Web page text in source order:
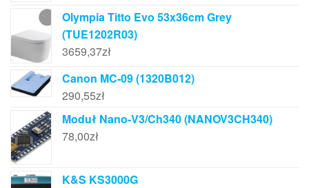
Olympia Titto Evo 53x36cm Grey
(TUE1202R03)
3659,37zł
Canon MC-09 (1320B012)
290,55zł
Moduł Nano-V3/Ch340 (NANOV3CH340)
78,00zł
K&S KS3000G